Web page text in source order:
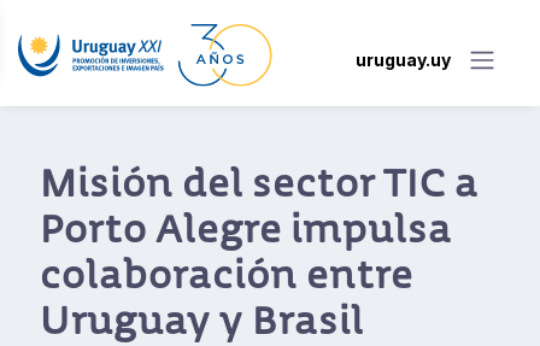
uruguay.uy
Misión del sector TIC a
Porto Alegre impulsa
colaboración entre
Uruguay y Brasil